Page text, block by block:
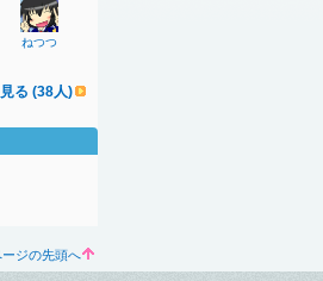
ねつつ
る (38人)
ージの先頭へ